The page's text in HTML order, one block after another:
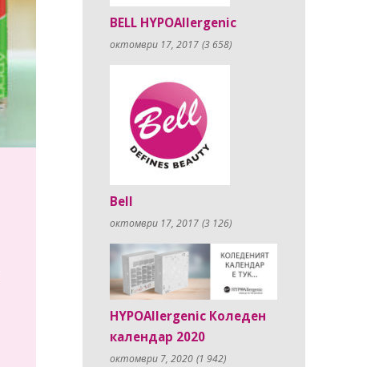
BELL HYPOAllergenic
октомври 17, 2017 (3 658)
Bell
октомври 17, 2017 (3 126)
HYPOAllergenic Коледен
календар 2020
октомври 7, 2020 (1 942)